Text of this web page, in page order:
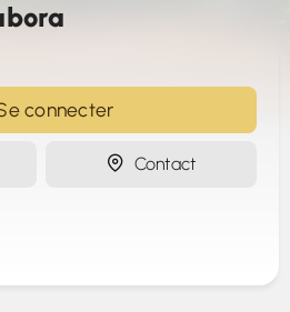
connecter
Contact